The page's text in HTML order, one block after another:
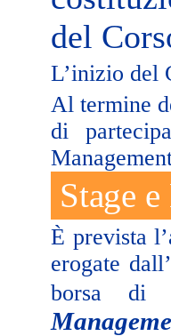
del
L’inizio del
Al termine
di
Stage
È prevista
erogate
borsa di